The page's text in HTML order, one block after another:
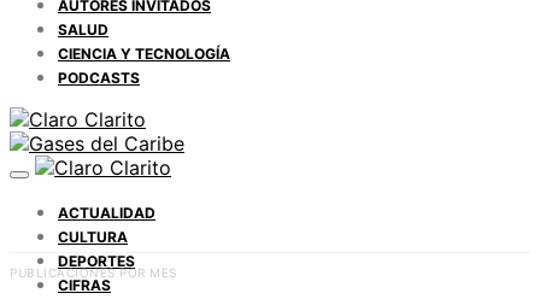
AUTORES INVITADOS
SALUD
CIENCIA Y TECNOLOGÍA
PODCASTS
ACTUALIDAD
CULTURA
DEPORTES
CIFRAS
PUBLICACIONES POR MES